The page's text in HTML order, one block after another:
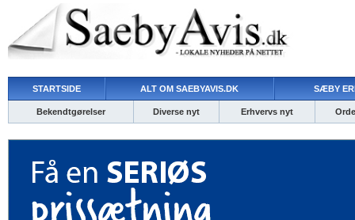
STARTSIDE ALT OM SAEBYAVIS.DK SÆBY
Bekendtgørelser Diverse nyt Erhvervs nyt